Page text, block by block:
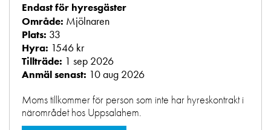
Endast för hyresgäster
Område: Mjölnaren
Plats: 33
Hyra: 1546 kr
Tillträde: 1 sep 2026
Anmäl senast: 10 aug 2026
Moms tillkommer för person som inte har hyreskontrakt i
närområdet hos Uppsalahem.